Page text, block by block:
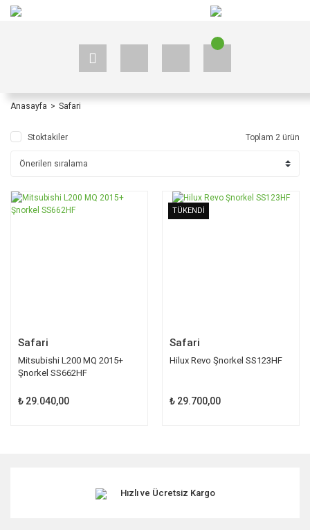
Anasayfa Safari
Stoktakiler Toplam 2 ürün
Safari
Mitsubishi L200 MQ 2015+
Şnorkel SS662HF
₺ 29.040,00
TÜKENDİ
Safari
Hilux Revo Şnorkel SS123HF
₺ 29.700,00
Hızlı ve Ücretsiz Kargo